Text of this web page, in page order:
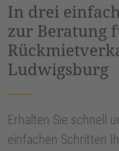
Management
In drei
zur Beratung
Ludwigsburg
Erhalten Sie schnell
einfachen Schritten